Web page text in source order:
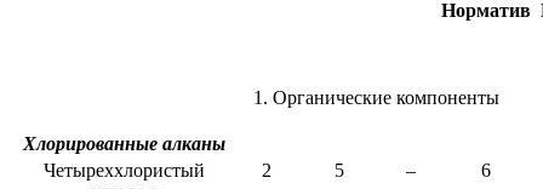
Норматив
1 . Органические компоненты
Хлорированные алканы
Четыреххлористый
2 5 – 6